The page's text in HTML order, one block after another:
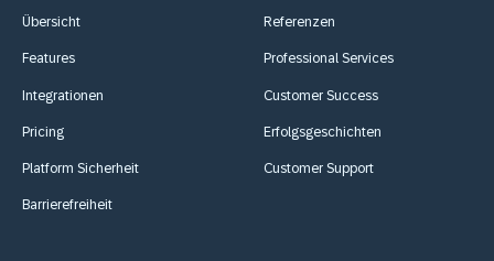
Übersicht
Features
Integrationen
Pricing
Platform Sicherheit
Barrierefreiheit
Referenzen
Professional Services
Customer Success
Erfolgsgeschichten
Customer Support